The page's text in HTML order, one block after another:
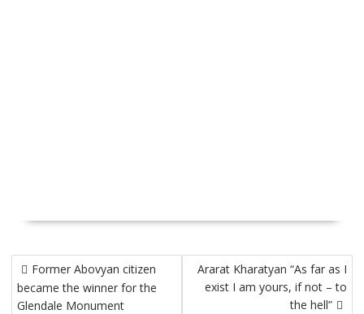
Post
navigation
Former Abovyan citizen
became the winner for the
Glendale Monument
Ararat Kharatyan “As far as I
exist I am yours, if not – to
the hell”